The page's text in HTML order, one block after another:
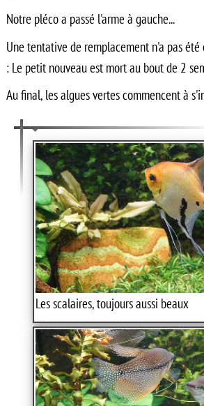
Notre pléco a passé l'arme à gauche...
Une tentative de remplacement n'a pas été
: Le petit nouveau est mort au bout de 2
Au final, les algues vertes commencent à
Les scalaires, toujours aussi beaux